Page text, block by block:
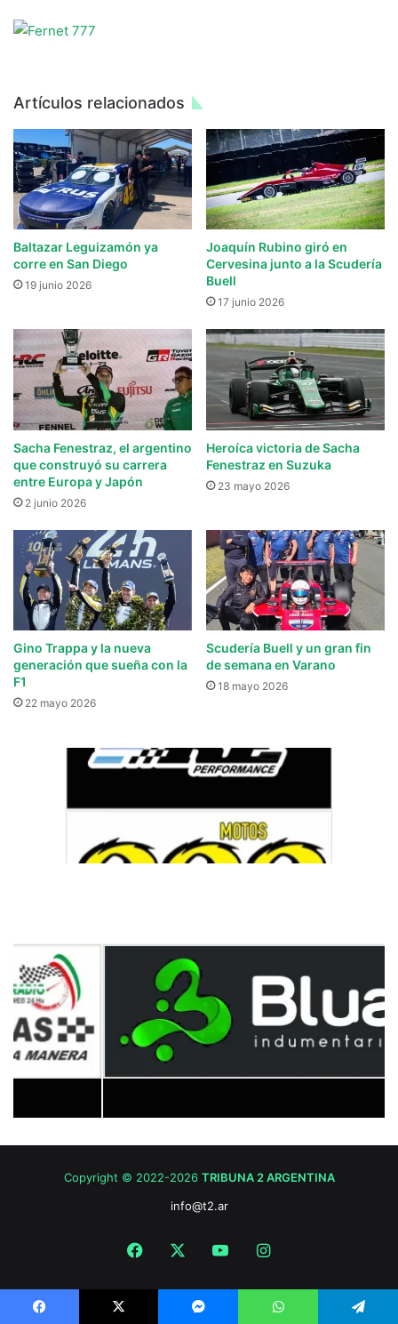
Artículos relacionados
Baltazar Leguizamón ya
corre en San Diego
19 junio 2026
Joaquín Rubino giró en
Cervesina junto a la Scudería
Buell
17 junio 2026
Sacha Fenestraz, el argentino
que construyó su carrera
entre Europa y Japón
2 junio 2026
Heroíca victoria de Sacha
Fenestraz en Suzuka
23 mayo 2026
Gino Trappa y la nueva
generación que sueña con la
F1
22 mayo 2026
Scudería Buell y un gran fin
de semana en Varano
18 mayo 2026
Copyright © 2022-2026 TRIBUNA 2 ARGENTINA
info@t2.ar
Facebook YouTubeInstagram